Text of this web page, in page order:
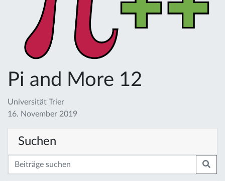
Pi and More 12
Universität Trier
16. November 2019
Suchen